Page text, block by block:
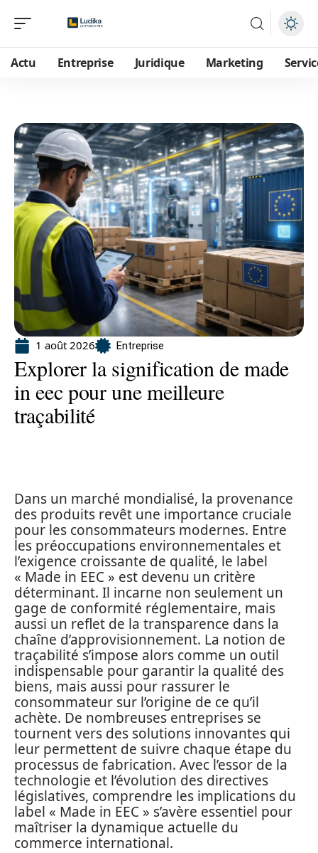
Actu Entreprise Juridique Marketing
1 août 2026 Entreprise
Explorer la signification de made
in eec pour une meilleure
traçabilité
Dans un marché mondialisé, la provenance
des produits revêt une importance cruciale
pour les consommateurs modernes. Entre
les préoccupations environnementales et
l’exigence croissante de qualité, le label
« Made in EEC » est devenu un critère
déterminant. Il incarne non seulement un
gage de conformité réglementaire, mais
aussi un reflet de la transparence dans la
chaîne d’approvisionnement. La notion de
traçabilité s’impose alors comme un outil
indispensable pour garantir la qualité des
biens, mais aussi pour rassurer le
consommateur sur l’origine de ce qu’il
achète. De nombreuses entreprises se
tournent vers des solutions innovantes qui
leur permettent de suivre chaque étape du
processus de fabrication. Avec l’essor de la
technologie et l’évolution des directives
législatives, comprendre les implications du
label « Made in EEC » s’avère essentiel pour
maîtriser la dynamique actuelle du
commerce international.